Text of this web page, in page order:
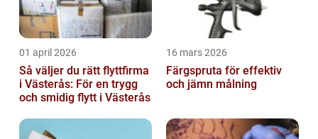
01 april 2026
Så väljer du rätt flyttfirma
i Västerås: För en trygg
och smidig flytt i Västerås
16 mars 2026
Färgspruta för effektiv
och jämn målning